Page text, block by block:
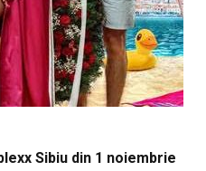
Sibiu din 1 noiembrie